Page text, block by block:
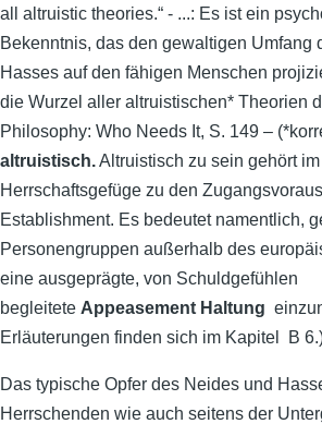
all altruistic theories.“ - ...: Es ist ein
Bekenntnis, das den gewaltigen Umfang
Hasses auf den fähigen Menschen
die Wurzel aller altruistischen* Theorien
Philosophy: Who Needs It, S. 149 –
altruistisch.Altruistisch zu sein gehört
Herrschaftsgefüge zu den
Establishment. Es bedeutet namentlich,
Personengruppen außerhalb des
eine ausgeprägte, von Schuldgefühlen
begleitete Appeasement Haltung
Erläuterungen finden sich im Kapitel B
Das typische Opfer des Neides und
Herrschenden wie auch seitens der